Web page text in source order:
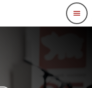
menu